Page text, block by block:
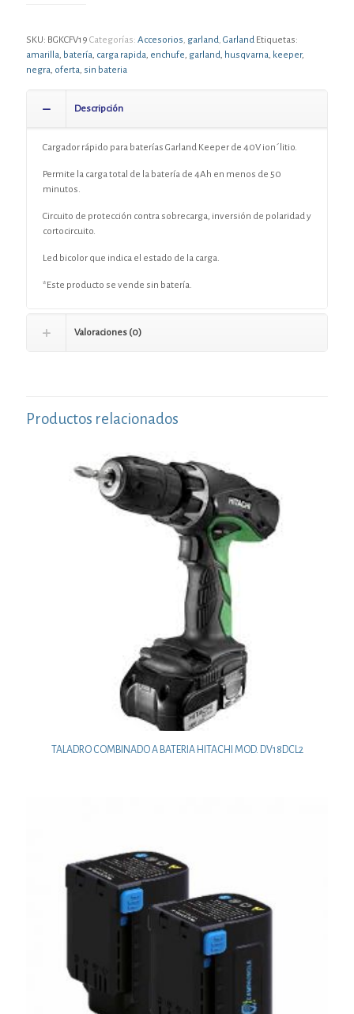
SKU: BGKCFV19 Categorías: Accesorios, garland, Garland Etiquetas:
amarilla, batería, carga rapida, enchufe, garland, husqvarna, keeper,
negra, oferta, sin bateria
Descripción
Cargador rápido para baterías Garland Keeper de 40V ion´litio.
Permite la carga total de la batería de 4Ah en menos de 50
minutos.
Circuito de protección contra sobrecarga, inversión de polaridad y
cortocircuito.
Led bicolor que indica el estado de la carga.
*Este producto se vende sin batería.
Valoraciones (0)
Productos relacionados
TALADRO COMBINADO A BATERIA HITACHI MOD. DV18DCL2